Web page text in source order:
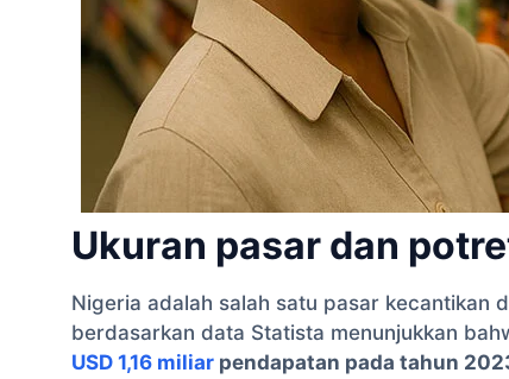
Ukuran pasar dan
Nigeria adalah salah satu pasar kecantikan
berdasarkan data Statista menunjukkan
USD 1,16 miliar pendapatan pada tahun